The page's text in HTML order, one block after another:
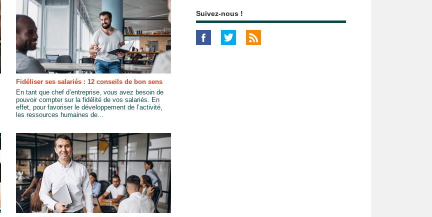
Fidéliser ses salariés : 12 conseils de bon sens
En tant que chef d’entreprise, vous avez besoin de
pouvoir compter sur la fidélité de vos salariés. En
effet, pour favoriser le développement de l’activité,
les ressources humaines de...
Suivez-nous !